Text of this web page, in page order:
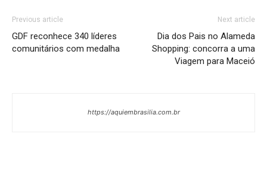
Previous article
GDF reconhece 340 líderes
comunitários com medalha
Next article
Dia dos Pais no Alameda
Shopping: concorra a uma
Viagem para Maceió
https://aquiembrasilia.com.br